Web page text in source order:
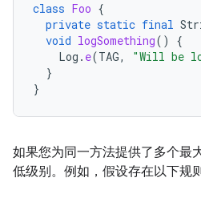
class Foo {
private static final
void logSomething()
{
Log . e(TAG, "Will be
}
}
如果您为同一方法提供了多个最
低级别。例如，假设存在以下规